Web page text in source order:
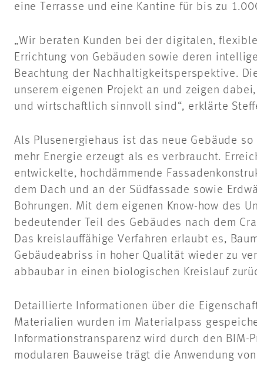
eine Terrasse und eine Kantine für bis zu
„Wir beraten Kunden bei der digitalen,
Errichtung von Gebäuden sowie deren
Beachtung der Nachhaltigkeitsperspektive.
unserem eigenen Projekt an und zeigen
und wirtschaftlich sinnvoll sind“, erklärte
Als Plusenergiehaus ist das neue Gebäude
mehr Energie erzeugt als es verbraucht.
entwickelte, hochdämmende
dem Dach und an der Südfassade sowie
Bohrungen. Mit dem eigenen Know-how des
bedeutender Teil des Gebäudes nach dem
Das kreislauffähige Verfahren erlaubt es,
Gebäudeabriss in hoher Qualität wieder zu
abbaubar in einen biologischen Kreislauf
Detaillierte Informationen über die
Materialien wurden im Materialpass
Informationstransparenz wird durch den BIM-
modularen Bauweise trägt die Anwendung